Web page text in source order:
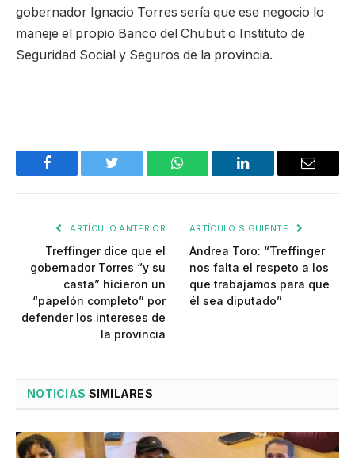
gobernador Ignacio Torres sería que ese negocio lo
maneje el propio Banco del Chubut o Instituto de
Seguridad Social y Seguros de la provincia.
Facebook Twitter WhatsApp LinkedIn Email
ARTÍCULO ANTERIOR
Treffinger dice que el
gobernador Torres “y su
casta” hicieron un
“papelón completo” por
defender los intereses de
la provincia
ARTÍCULO SIGUIENTE
Andrea Toro: “Treffinger
nos falta el respeto a los
que trabajamos para que
él sea diputado”
NOTICIAS SIMILARES